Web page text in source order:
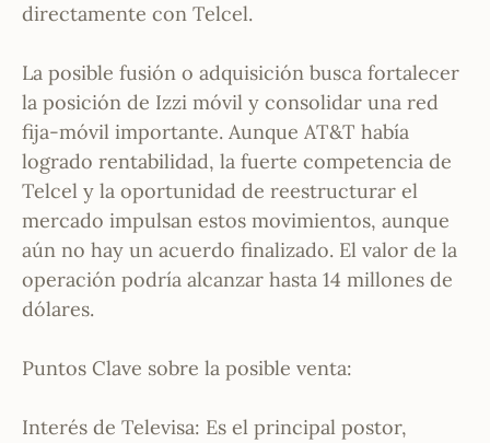
directamente con Telcel.
La posible fusión o adquisición busca fortalecer
la posición de Izzi móvil y consolidar una red
fija-móvil importante. Aunque AT&T había
logrado rentabilidad, la fuerte competencia de
Telcel y la oportunidad de reestructurar el
mercado impulsan estos movimientos, aunque
aún no hay un acuerdo finalizado. El valor de la
operación podría alcanzar hasta 14 millones de
dólares.
Puntos Clave sobre la posible venta:
Interés de Televisa: Es el principal postor,